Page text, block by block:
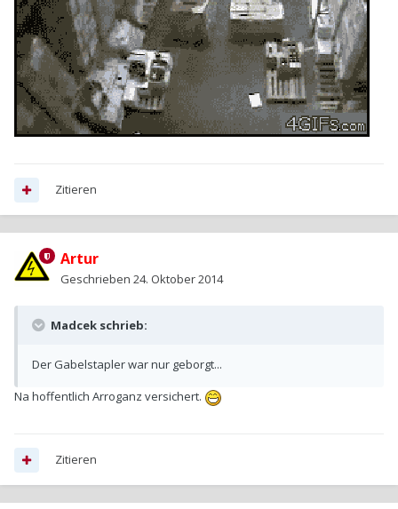
Zitieren
Artur
Geschrieben 24. Oktober 2014
Madcek schrieb:
Der Gabelstapler war nur geborgt...
Na hoffentlich Arroganz versichert.
Zitieren